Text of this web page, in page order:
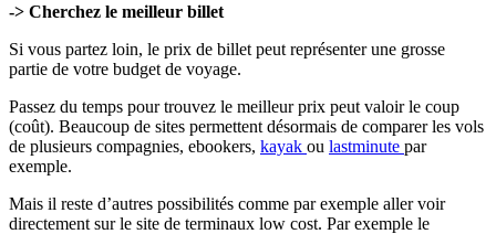
-> Cherchez le meilleur billet
Si vous partez loin, le prix de billet peut représenter une grosse
partie de votre budget de voyage.
Passez du temps pour trouvez le meilleur prix peut valoir le coup
(coût). Beaucoup de sites permettent désormais de comparer les vols
de plusieurs compagnies, ebookers, kayak ou lastminute par
exemple.
Mais il reste d’autres possibilités comme par exemple aller voir
directement sur le site de terminaux low cost. Par exemple le